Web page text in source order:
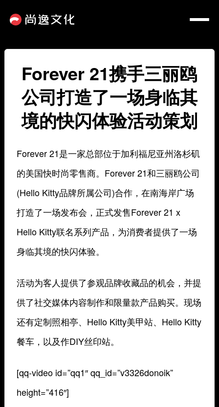
Forever 21携手三丽鸥
公司打造了一场身临其
境的快闪体验活动策划
Forever 21是一家总部位于加利福尼亚州洛杉矶
的美国快时尚零售商。Forever 21和三丽鸥公司
(Hello Kitty品牌所属公司)合作，在南海岸广场
打造了一场发布会，正式发售Forever 21 x
Hello Kitty联名系列产品，为消费者提供了一场
身临其境的快闪体验。
活动为客人提供了参观品牌收藏品的机会，并提
供了社交媒体内容制作和限量款产品购买。现场
还有定制照相亭、Hello Kitty美甲站、Hello Kitty
餐车，以及作DIY丝印站。
[qq-video id=”qq1″ qq_id=”v3326donoik”
height=”416″]